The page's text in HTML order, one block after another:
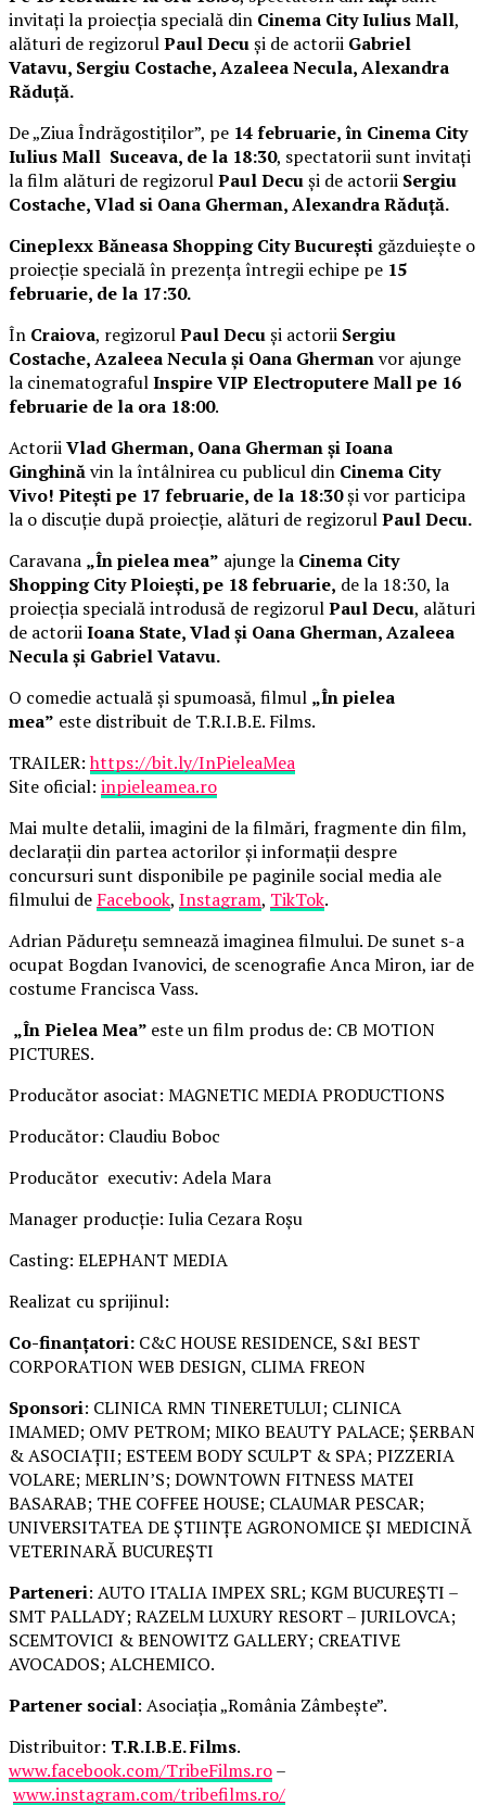
invitați la proiecția specială din Cinema City Iulius Mall,
alături de regizorulPaul Decuși de actorii Gabriel
Vatavu, Sergiu Costache, Azaleea Necula, Alexandra
Răduță.
De „Ziua Îndrăgostiților”, pe 14 februarie, în Cinema City
Iulius Mall Suceava, de la 18:30, spectatorii sunt invitați
la film alături de regizorulPaul Decuși de actorii Sergiu
Costache, Vlad si Oana Gherman, Alexandra Răduță.
Cineplexx Băneasa Shopping City București găzduiește o
proiecție specială în prezența întregii echipe pe 15
februarie, de la 17:30.
În Craiova, regizorulPaul Decuși actorii Sergiu
Costache, Azaleea Necula și Oana Ghermanvor ajunge
la cinematografulInspire VIP Electroputere Mall pe 16
februarie de la ora 18:00.
ActoriiVlad Gherman, Oana Gherman și Ioana
Ginghinăvin la întâlnirea cu publicul din Cinema City
Vivo! Pitești pe 17 februarie, de la 18:30și vor participa
la o discuție după proiecție, alături de regizorulPaul Decu.
Caravana „În pielea mea” ajunge la Cinema City
Shopping City Ploiești, pe 18 februarie, de la 18:30, la
proiecția specială introdusă de regizorulPaul Decu, alături
de actoriiIoana State, Vlad și Oana Gherman, Azaleea
Necula și Gabriel Vatavu.
O comedie actuală și spumoasă, filmul „În pielea
mea” este distribuit de T.R.I.B.E. Films.
TRAILER:https://bit.ly/InPieleaMea
Site oficial: inpieleamea.ro
Mai multe detalii, imagini de la filmări, fragmente din film,
declarații din partea actorilor și informații despre
concursuri sunt disponibile pe paginile social media ale
filmului de Facebook, Instagram, TikTok.
Adrian Pădurețu semnează imaginea filmului. De sunet s-a
ocupat Bogdan Ivanovici, de scenografie Anca Miron, iar de
costume Francisca Vass.
„În Pielea Mea” este un film produs de: CB MOTION
PICTURES.
Producător asociat: MAGNETIC MEDIA PRODUCTIONS
Producător: Claudiu Boboc
Producător executiv: Adela Mara
Manager producție: Iulia Cezara Roșu
Casting: ELEPHANT MEDIA
Realizat cu sprijinul:
Co-finanțatori: C&C HOUSE RESIDENCE, S&I BEST
CORPORATION WEB DESIGN, CLIMA FREON
Sponsori: CLINICA RMN TINERETULUI; CLINICA
IMAMED; OMV PETROM; MIKO BEAUTY PALACE; ȘERBAN
& ASOCIAȚII; ESTEEM BODY SCULPT & SPA; PIZZERIA
VOLARE; MERLIN’S; DOWNTOWN FITNESS MATEI
BASARAB; THE COFFEE HOUSE; CLAUMAR PESCAR;
UNIVERSITATEA DE ȘTIINȚE AGRONOMICE ȘI MEDICINĂ
VETERINARĂ BUCUREȘTI
Parteneri: AUTO ITALIA IMPEX SRL; KGM BUCUREȘTI –
SMT PALLADY; RAZELM LUXURY RESORT – JURILOVCA;
SCEMTOVICI & BENOWITZ GALLERY; CREATIVE
AVOCADOS; ALCHEMICO.
Partener social: Asociația „România Zâmbește”.
Distribuitor: T.R.I.B.E. Films.
www.facebook.com/TribeFilms.ro–
www.instagram.com/tribefilms.ro/